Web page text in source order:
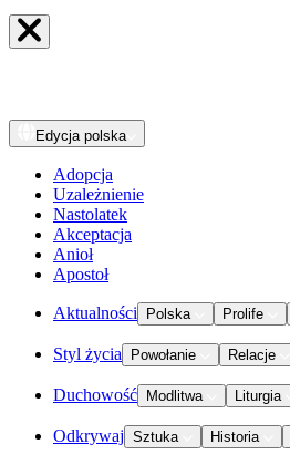
Edycja polska
Adopcja
Uzależnienie
Nastolatek
Akceptacja
Anioł
Apostoł
Aktualności Polska Prolife
Styl życia Powołanie Relacje
Duchowość Modlitwa Liturgia
Odkrywaj Sztuka Historia